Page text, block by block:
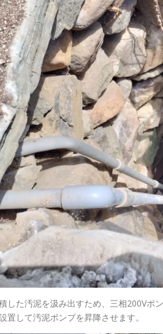
した汚泥を汲み出すため、三相200Vポ
置して汚泥ポンプを昇降させます。